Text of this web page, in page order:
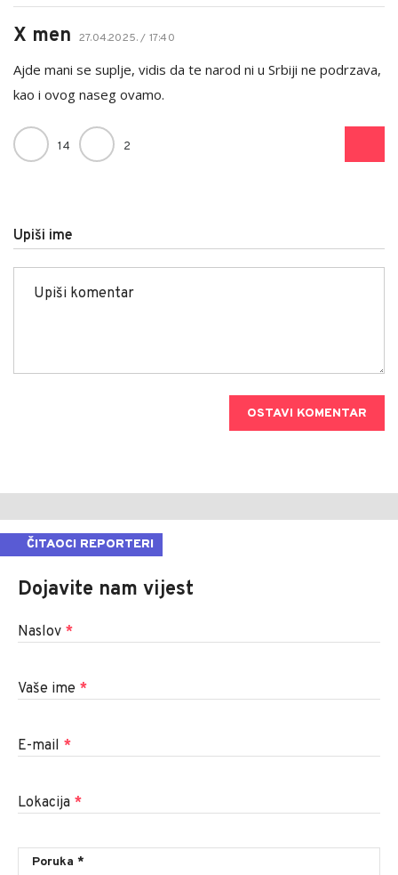
X men 27.04.2025. / 17:40
Ajde mani se suplje, vidis da te narod ni u Srbiji ne podrzava,
kao i ovog naseg ovamo.
14 2
Upiši ime
OSTAVI KOMENTAR
ČITAOCI REPORTERI
Dojavite nam vijest
Naslov *
Vaše ime *
E-mail *
Lokacija *